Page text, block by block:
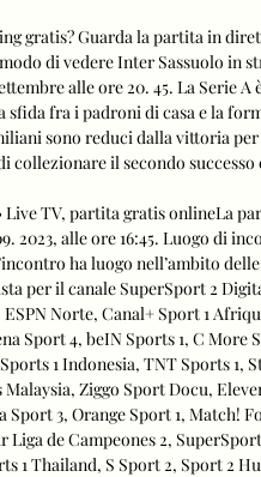
gratis? Guarda la partita in
di vedere Inter Sassuolo in
alle ore 20. 45. La Serie A
sfida fra i padroni di casa e la
sono reduci dalla vittoria
collezionare il secondo
Live TV, partita gratis onlineLa
2023, alle ore 16:45. Luogo di
ha luogo nell’ambito
per il canale SuperSport 2
Norte, Canal+ Sport 1
Sport 4, beIN Sports 1, C More
1 Indonesia, TNT Sports 1,
Ziggo Sport Docu,
Sport 3, Orange Sport 1, Match!
Liga de Campeones 2,
1 Thailand, S Sport 2, Sport 2